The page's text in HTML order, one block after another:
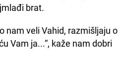
brat.
nam veli Vahid, razmišljaju o
Vam ja...“, kaže nam dobri